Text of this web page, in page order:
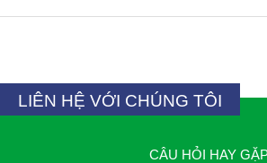
LIÊN HỆ VỚI CHÚNG TÔI
CÂU HỎI HAY